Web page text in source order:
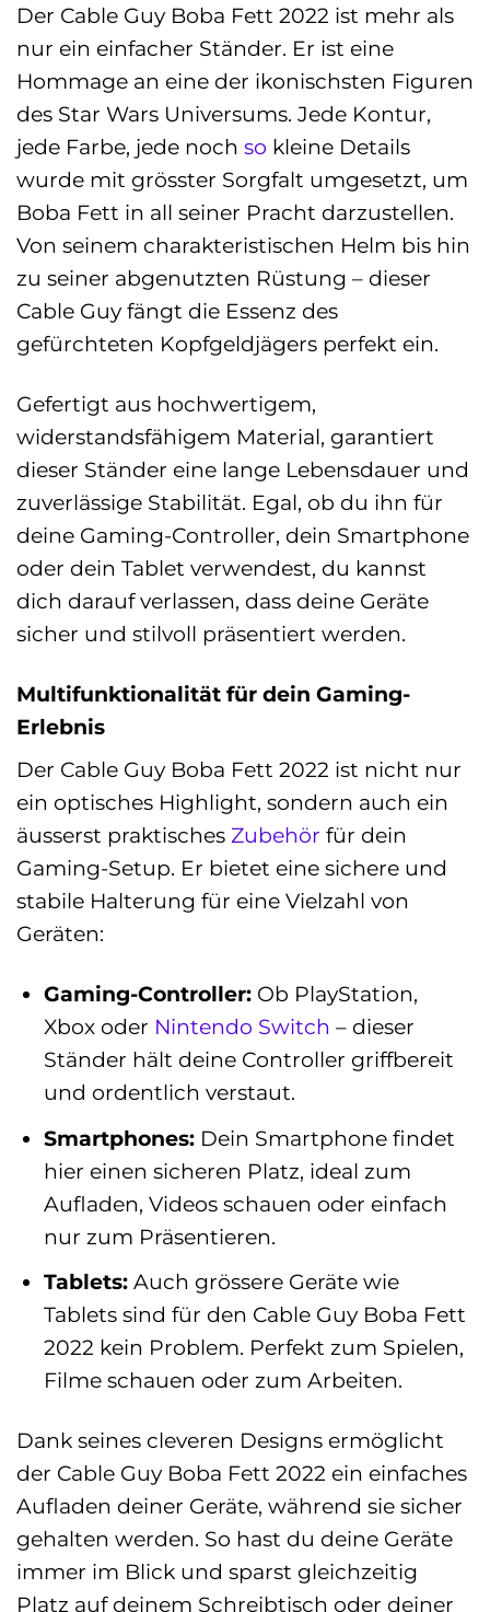
Der Cable Guy Boba Fett 2022 ist mehr als
nur ein einfacher Ständer. Er ist eine
Hommage an eine der ikonischsten Figuren
des Star Wars Universums. Jede Kontur,
jede Farbe, jede noch so kleine Details
wurde mit grösster Sorgfalt umgesetzt, um
Boba Fett in all seiner Pracht darzustellen.
Von seinem charakteristischen Helm bis hin
zu seiner abgenutzten Rüstung – dieser
Cable Guy fängt die Essenz des
gefürchteten Kopfgeldjägers perfekt ein.
Gefertigt aus hochwertigem,
widerstandsfähigem Material, garantiert
dieser Ständer eine lange Lebensdauer und
zuverlässige Stabilität. Egal, ob du ihn für
deine Gaming-Controller, dein Smartphone
oder dein Tablet verwendest, du kannst
dich darauf verlassen, dass deine Geräte
sicher und stilvoll präsentiert werden.
Multifunktionalität für dein Gaming-
Erlebnis
Der Cable Guy Boba Fett 2022 ist nicht nur
ein optisches Highlight, sondern auch ein
äusserst praktisches Zubehör für dein
Gaming-Setup. Er bietet eine sichere und
stabile Halterung für eine Vielzahl von
Geräten:
Gaming-Controller:Ob PlayStation,
Xbox oder Nintendo Switch – dieser
Ständer hält deine Controller griffbereit
und ordentlich verstaut.
Smartphones:Dein Smartphone findet
hier einen sicheren Platz, ideal zum
Aufladen, Videos schauen oder einfach
nur zum Präsentieren.
Tablets:Auch grössere Geräte wie
Tablets sind für den Cable Guy Boba Fett
2022 kein Problem. Perfekt zum Spielen,
Filme schauen oder zum Arbeiten.
Dank seines cleveren Designs ermöglicht
der Cable Guy Boba Fett 2022 ein einfaches
Aufladen deiner Geräte, während sie sicher
gehalten werden. So hast du deine Geräte
immer im Blick und sparst gleichzeitig
Platz auf deinem Schreibtisch oder deiner